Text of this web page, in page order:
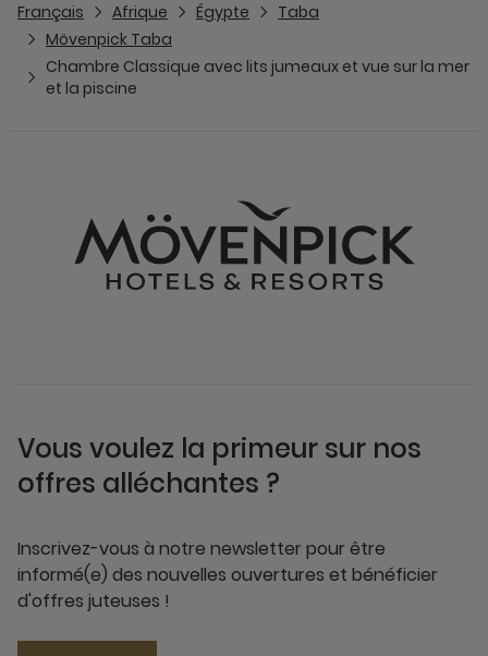
Français Afrique Égypte
Taba
Mövenpick Taba
Chambre Classique avec lits jumeaux et vue sur la mer
et la piscine
Vous voulez la primeur sur nos
offres alléchantes ?
Inscrivez-vous à notre newsletter pour être
informé(e) des nouvelles ouvertures et bénéficier
d'offres juteuses !